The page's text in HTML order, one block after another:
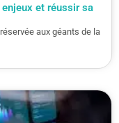
et réussir sa
aux géants de la